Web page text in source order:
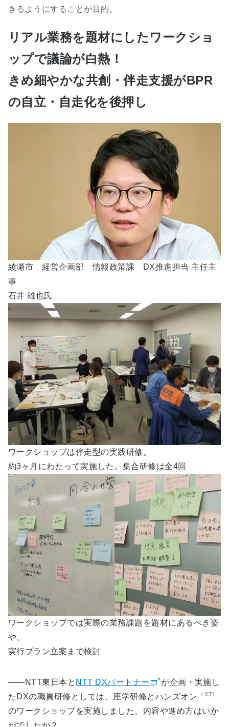
きるようにすることが目的。
リアル業務を題材にしたワークショ
ップで議論が白熱！
きめ細やかな共創・伴走支援がBPR
の自立・自走化を後押し
綾瀬市 経営企画部 情報政策課 DX推進担当 主任主
事
石井 雄也氏
ワークショップは伴走型の実践研修。
約3ヶ月にわたって実施した。集合研修は全4回
ワークショップでは実際の業務課題を題材にあるべき姿
や、
実行プラン立案まで検討
――NTT東日本と NTT DXパートナー * が企画・実施し
たDXの職員研修としては、座学研修とハンズオン
（※7）
のワークショップを実施しました。内容や進め方はいか
がでしたか？